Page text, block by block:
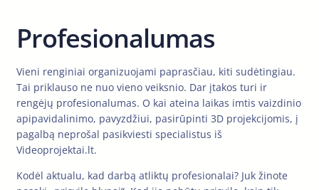
Profesionalumas
Vieni renginiai organizuojami paprasčiau, kiti sudėtingiau.
Tai priklauso ne nuo vieno veiksnio. Dar įtakos turi ir
rengėjų profesionalumas. O kai ateina laikas imtis vaizdinio
apipavidalinimo, pavyzdžiui, pasirūpinti 3D projekcijomis, į
pagalbą neprošal pasikviesti specialistus iš
Videoprojektai.lt.
Kodėl aktualu, kad darbą atliktų profesionalai? Juk žinote